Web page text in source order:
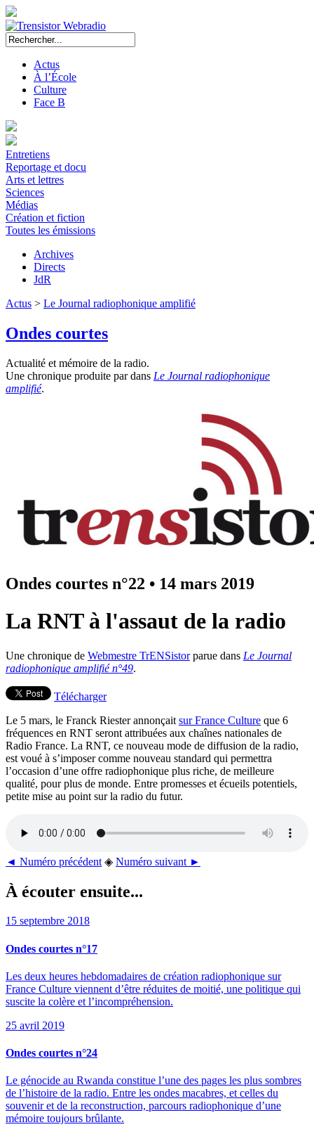
Actus
À l’École
Culture
Face B
Entretiens
Reportage et docu
Arts et lettres
Sciences
Médias
Création et fiction
Toutes les émissions
Archives
Directs
JdR
Actus > Le Journal radiophonique amplifié
Ondes courtes
Actualité et mémoire de la radio.
Une chronique produite pardans Le Journal radiophonique
amplifié.
Ondes courtes n°22 • 14 mars 2019
La RNT à l'assaut de la radio
Une chronique de Webmestre TrENSistorparue dans Le Journal
radiophonique amplifié n°49.
Télécharger
Le 5 mars, le Franck Riester annonçait sur France Culture que 6
fréquences en RNT seront attribuées aux chaînes nationales de
Radio France. La RNT, ce nouveau mode de diffusion de la radio,
est voué à s’imposer comme nouveau standard qui permettra
l’occasion d’une offre radiophonique plus riche, de meilleure
qualité, pour plus de monde. Entre promesses et écueils potentiels,
petite mise au point sur la radio du futur.
◄ Numéro précédent ◈ Numéro suivant ►
À écouter ensuite...
15 septembre 2018
Ondes courtes n°17
Les deux heures hebdomadaires de création radiophonique sur
France Culture viennent d’être réduites de moitié, une politique qui
suscite la colère et l’incompréhension.
25 avril 2019
Ondes courtes n°24
Le génocide au Rwanda constitue l’une des pages les plus sombres
de l’histoire de la radio. Entre les ondes macabres, et celles du
souvenir et de la reconstruction, parcours radiophonique d’une
mémoire toujours brûlante.